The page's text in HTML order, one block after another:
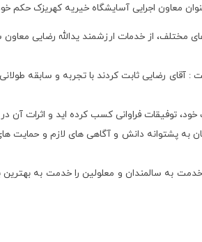
معاون اجرایی آسایشگاه خیریه کهریزک حکم
مختلف، از خدمات ارزشمند یدالله رضایی
رضایی ثابت کردند با تجربه و سابقه
توفیقات فراوانی کسب کرده اید و اثرات آن
پشتوانه دانش و آگاهی های لازم و حمایت
به سالمندان و معلولین را خدمت به